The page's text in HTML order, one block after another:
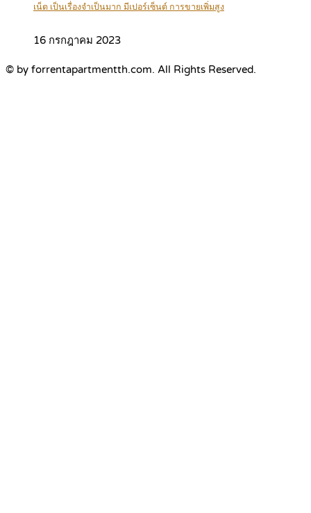
เน็ต เป็นเรื่องจำเป็นมาก มีเปอร์เซ็นต์ การขายเพิ่มสูง
16 กรกฎาคม 2023
© by forrentapartmentth.com. All Rights Reserved.